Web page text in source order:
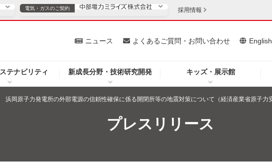
テナビリティ 新成長分野・技術研究開発 キッズ・展示館
ニュース よくあるご質問・お問い合わせ English
ご案内 安定供給
企業情報
電気・ガスのご契約
契約
個人のお客さま 法人のお客さま
採用情報
浜岡原子力発電所の外部電源の信頼性確保に係る開閉所等の地震対策について（経済産業省原子
プレスリリース